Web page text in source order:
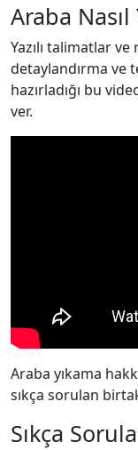
Araba
Yazılı talimatlar
detaylandırma ve
hazırladığı bu
ver.
Araba yıkama
sıkça sorulan
Sıkça